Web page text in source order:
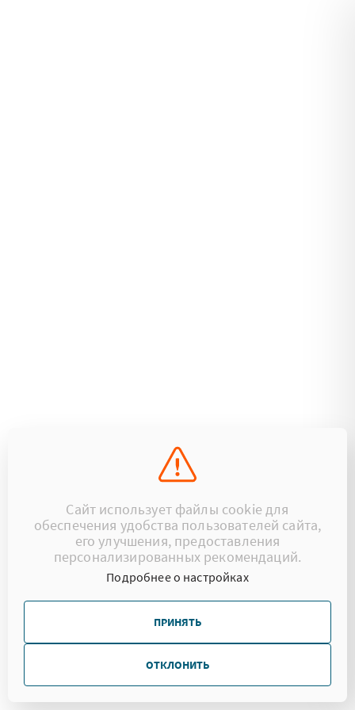
Сайт использует файлы cookie для
обеспечения удобства пользователей сайта,
его улучшения, предоставления
персонализированных рекомендаций.
Подробнее о настройках
ПРИНЯТЬ
ОТКЛОНИТЬ